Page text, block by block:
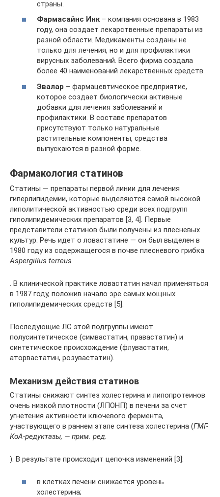
страны.
Фармасайнс Инк– компания основана в 1983
году, она создает лекарственные препараты из
разной области. Медикаменты созданы не
только для лечения, но и для профилактики
вирусных заболеваний. Всего фирма создала
более 40 наименований лекарственных средств.
Эвалар – фармацевтическое предприятие,
которое создает биологически активные
добавки для лечения заболеваний и
профилактики. В составе препаратов
присутствуют только натуральные
растительные компоненты, средства
выпускаются в разной форме.
Фармакология статинов
Статины — препараты первой линии для лечения
гиперлипидемии, которые выделяются самой высокой
липолитической активностью среди всех подгрупп
гиполипидемических препаратов [3, 4]. Первые
представители статинов были получены из плесневых
культур. Речь идет о ловастатине — он был выделен в
1980 году из содержащегося в почве плесневого грибка
Aspergillus terreus
. В клинической практике ловастатин начал применяться
в 1987 году, положив начало эре самых мощных
гиполипидемических средств [5].
Последующие ЛС этой подгруппы имеют
полусинтетическое (симвастатин, правастатин) и
синтетическое происхождение (флувастатин,
аторвастатин, розувастатин).
Механизм действия статинов
Статины снижают синтез холестерина и липопротеинов
очень низкой плотности (ЛПОНП) в печени за счет
угнетения активности ключевого фермента,
участвующего в раннем этапе синтеза холестерина (ГМГ-
КоА-редуктазы, — прим. ред.
). В результате происходит цепочка изменений [3]:
в клетках печени снижается уровень
холестерина;